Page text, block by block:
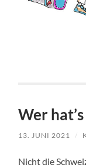
Wer
13. JUNI 2021 /
Nicht die